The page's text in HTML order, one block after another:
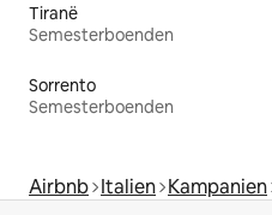
Tiranë
Semesterboenden
Sorrento
Semesterboenden
Airbnb Italien Kampanien